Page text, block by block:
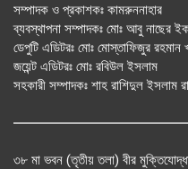
সম্পাদক ও প্রকাশকঃ কামরুননাহার
ব্যবস্থাপনা সম্পাদকঃ মোঃ আবু নাছের
ডেপুটি এডিটরঃ মোঃ মোস্তাফিজুর রহমান
জয়েন্ট এডিটরঃ মোঃ রবিউল ইসলাম
সহকারী সম্পাদকঃ শাহ রাশিদুল ইসলাম
৩৮ মা ভবন (তৃতীয় তলা) বীর